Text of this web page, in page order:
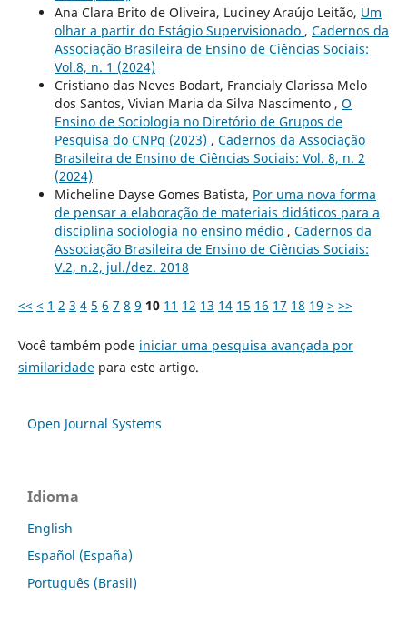
Ana Clara Brito de Oliveira, Luciney Araújo Leitão, Um
olhar a partir do Estágio Supervisionado , Cadernos da
Associação Brasileira de Ensino de Ciências Sociais:
Vol.8, n. 1 (2024)
Cristiano das Neves Bodart, Francialy Clarissa Melo
dos Santos, Vivian Maria da Silva Nascimento , O
Ensino de Sociologia no Diretório de Grupos de
Pesquisa do CNPq (2023) , Cadernos da Associação
Brasileira de Ensino de Ciências Sociais: Vol. 8, n. 2
(2024)
Micheline Dayse Gomes Batista, Por uma nova forma
de pensar a elaboração de materiais didáticos para a
disciplina sociologia no ensino médio , Cadernos da
Associação Brasileira de Ensino de Ciências Sociais:
V.2, n.2, jul./dez. 2018
<< < 1 2 3 4 5 6 7 8 9 10 11 12 13 14 15 16 17 18 19 > >>
Você também pode iniciar uma pesquisa avançada por
similaridadepara este artigo.
Open Journal Systems
Idioma
English
Español (España)
Português (Brasil)